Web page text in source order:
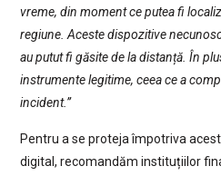
vreme, din moment ce putea fi
regiune. Aceste dispozitive
au putut fi găsite de la distanță. În
instrumente legitime, ceea ce a
incident.”
Pentru a se proteja împotriva
digital, recomandăm instituțiilor